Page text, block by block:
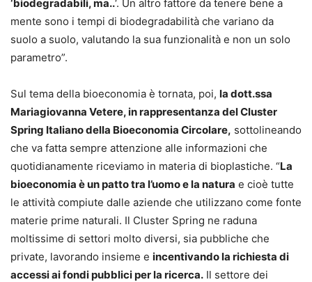
‘biodegradabili, ma..‘. Un altro fattore da tenere bene a
mente sono i tempi di biodegradabilità che variano da
suolo a suolo, valutando la sua funzionalità e non un solo
parametro”.
Sul tema della bioeconomia è tornata, poi, la dott.ssa
Mariagiovanna Vetere, in rappresentanza del Cluster
Spring Italiano della Bioeconomia Circolare, sottolineando
che va fatta sempre attenzione alle informazioni che
quotidianamente riceviamo in materia di bioplastiche. “La
bioeconomia è un patto tra l’uomo e la natura e cioè tutte
le attività compiute dalle aziende che utilizzano come fonte
materie prime naturali. Il Cluster Spring ne raduna
moltissime di settori molto diversi, sia pubbliche che
private, lavorando insieme e incentivando la richiesta di
accessi ai fondi pubblici per la ricerca. Il settore dei